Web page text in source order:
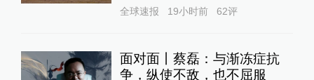
全球速报 19小时前 62评
面对面丨蔡磊：与渐冻症抗
争，纵使不敌，也不屈服